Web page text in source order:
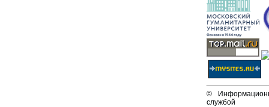
©
службой